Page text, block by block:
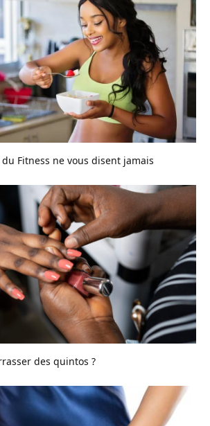
Fitness ne vous disent jamais
des quintos ?